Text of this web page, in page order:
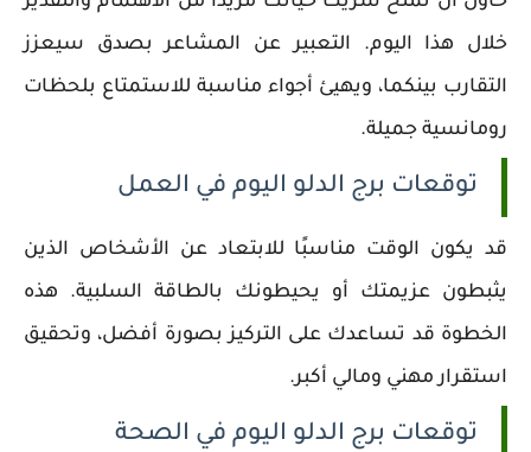
خلال هذا اليوم. التعبير عن المشاعر بصدق سيعزز
التقارب بينكما، ويهيئ أجواء مناسبة للاستمتاع بلحظات
رومانسية جميلة.
توقعات برج الدلو اليوم في العمل
قد يكون الوقت مناسبًا للابتعاد عن الأشخاص الذين
يثبطون عزيمتك أو يحيطونك بالطاقة السلبية. هذه
الخطوة قد تساعدك على التركيز بصورة أفضل، وتحقيق
استقرار مهني ومالي أكبر.
توقعات برج الدلو اليوم في الصحة